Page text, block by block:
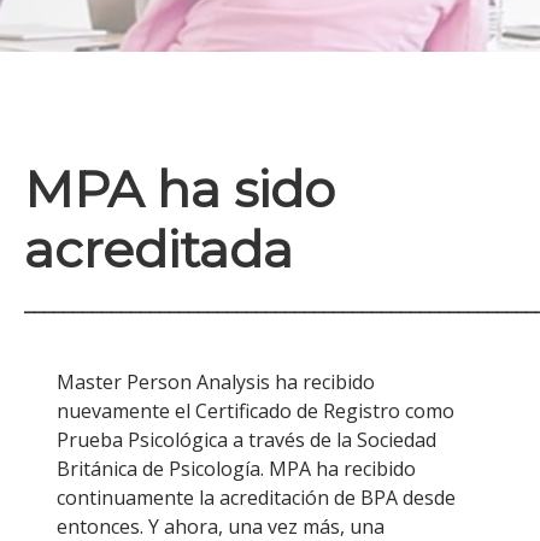
MPA ha sido
acreditada
Master Person Analysis ha recibido
nuevamente el Certificado de Registro como
Prueba Psicológica a través de la Sociedad
Británica de Psicología. MPA ha recibido
continuamente la acreditación de BPA desde
entonces. Y ahora, una vez más, una